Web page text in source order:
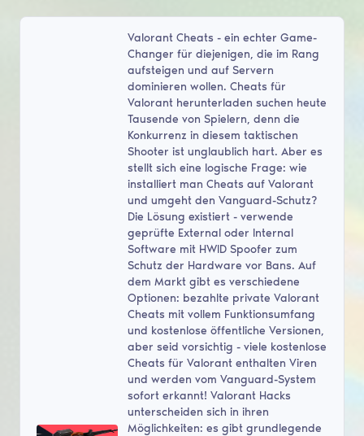
Valorant Cheats - ein echter Game-
Changer für diejenigen, die im Rang
aufsteigen und auf Servern
dominieren wollen. Cheats für
Valorant herunterladen suchen heute
Tausende von Spielern, denn die
Konkurrenz in diesem taktischen
Shooter ist unglaublich hart. Aber es
stellt sich eine logische Frage: wie
installiert man Cheats auf Valorant
und umgeht den Vanguard-Schutz?
Die Lösung existiert - verwende
geprüfte External oder Internal
Software mit HWID Spoofer zum
Schutz der Hardware vor Bans. Auf
dem Markt gibt es verschiedene
Optionen: bezahlte private Valorant
Cheats mit vollem Funktionsumfang
und kostenlose öffentliche Versionen,
aber seid vorsichtig - viele kostenlose
Cheats für Valorant enthalten Viren
und werden vom Vanguard-System
sofort erkannt! Valorant Hacks
unterscheiden sich in ihren
Möglichkeiten: es gibt grundlegende